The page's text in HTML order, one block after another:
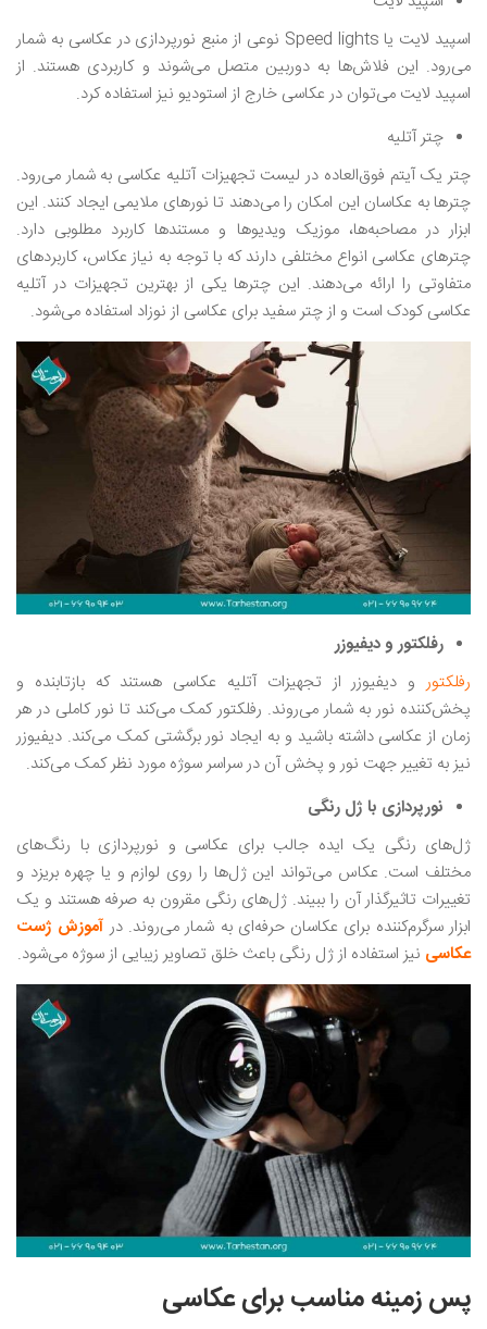
اسپید لایت یا Speed lights نوعی از منبع نورپردازی در عکاسی به شمار
می‌رود. این فلاش‌ها به دوربین متصل می‌شوند و کاربردی هستند. از
اسپید لایت می‌توان در عکاسی خارج از استودیو نیز استفاده کرد.
چتر آتلیه
چتر یک آیتم فوق‌العاده در لیست تجهیزات آتلیه عکاسی به شمار می‌رود.
چترها به عکاسان این امکان را می‌دهند تا نورهای ملایمی ایجاد کنند. این
ابزار در مصاحبه‌ها، موزیک ویدیوها و مستندها کاربرد مطلوبی دارد.
چترهای عکاسی انواع مختلفی دارند که با توجه به نیاز عکاس، کاربردهای
متفاوتی را ارائه می‌دهند. این چترها یکی از بهترین تجهیزات در آتلیه
عکاسی کودک است و از چتر سفید برای عکاسی از نوزاد استفاده می‌شود.
رفلکتور و دیفیوزر
رفلکتور و دیفیوزر از تجهیزات آتلیه عکاسی هستند که بازتابنده و
پخش‌کننده نور به شمار می‌روند. رفلکتور کمک می‌کند تا نور کاملی در هر
زمان از عکاسی داشته باشید و به ایجاد نور برگشتی کمک می‌کند. دیفیوزر
نیز به تغییر جهت نور و پخش آن در سراسر سوژه مورد نظر کمک می‌کند.
نورپردازی با ژل رنگی
ژل‌های رنگی یک ایده جالب برای عکاسی و نورپردازی با رنگ‌های
مختلف است. عکاس می‌تواند این ژل‌ها را روی لوازم و یا چهره بریزد و
تغییرات تاثیرگذار آن را ببیند. ژل‌های رنگی مقرون به صرفه هستند و یک
ابزار سرگرم‌کننده برای عکاسان حرفه‌ای به شمار می‌روند. در آموزش ژست
عکاسی نیز استفاده از ژل رنگی باعث خلق تصاویر زیبایی از سوژه می‌شود.
پس زمینه مناسب برای عکاسی